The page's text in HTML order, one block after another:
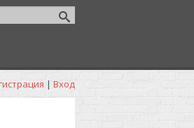
| Вход